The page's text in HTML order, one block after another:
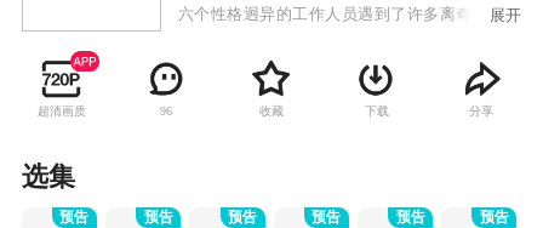
六个性格迥异的工作人员遇到了许多离奇事件，
暇的密集笑点，让你猜中了开头，却猜不中结
尾。
展开
超清画质 96 收藏 下载 分享
选集
预告 预告 预告 预告 预告 预告